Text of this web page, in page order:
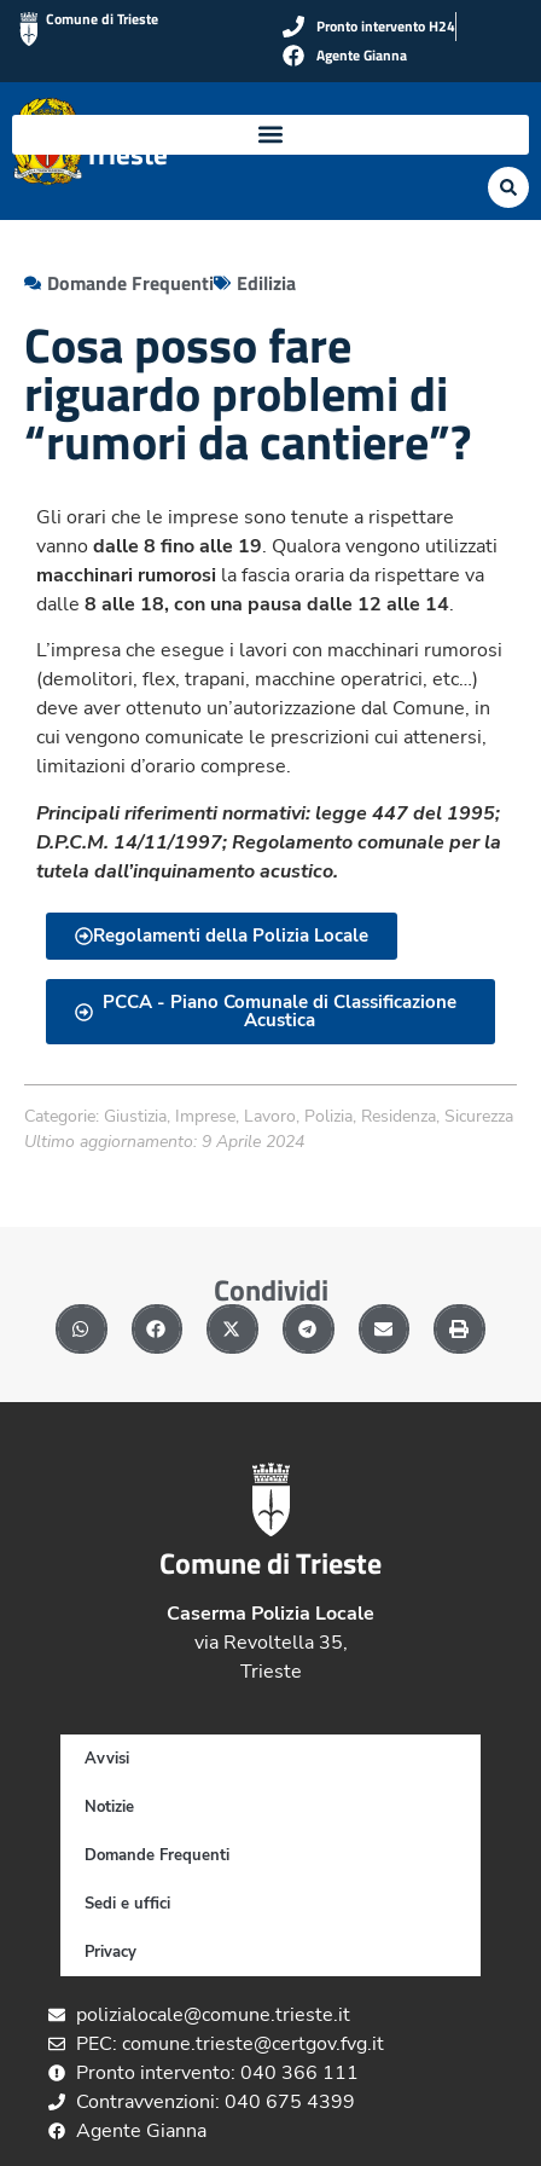
Comune di Trieste
Pronto intervento H24
Agente Gianna
Polizia Locale di
Trieste
Domande Frequenti Edilizia
Cosa posso fare
riguardo problemi di
“rumori da cantiere”?
Gli orari che le imprese sono tenute a rispettare
vanno dalle 8 fino alle 19. Qualora vengono utilizzati
macchinari rumorosi la fascia oraria da rispettare va
dalle 8 alle 18, con una pausa dalle 12 alle 14.
L’impresa che esegue i lavori con macchinari rumorosi
(demolitori, flex, trapani, macchine operatrici, etc…)
deve aver ottenuto un’autorizzazione dal Comune, in
cui vengono comunicate le prescrizioni cui attenersi,
limitazioni d’orario comprese.
Principali riferimenti normativi: legge 447 del 1995;
D.P.C.M. 14/11/1997; Regolamento comunale per la
tutela dall’inquinamento acustico.
Regolamenti della Polizia Locale
PCCA - Piano Comunale di Classificazione
Acustica
Categorie: Giustizia, Imprese, Lavoro, Polizia, Residenza, Sicurezza
Ultimo aggiornamento: 9 Aprile 2024
Condividi
Comune di Trieste
Caserma Polizia Locale
via Revoltella 35,
Trieste
Avvisi
Notizie
Domande Frequenti
Sedi e uffici
Privacy
polizialocale@comune.trieste.it
PEC: comune.trieste@certgov.fvg.it
Pronto intervento: 040 366 111
Contravvenzioni: 040 675 4399
Agente Gianna